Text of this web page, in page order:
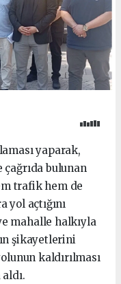
yaparak,
bulunan
trafik hem de
yol açtığını
mahalle halkıyla
şikayetlerini
kaldırılması